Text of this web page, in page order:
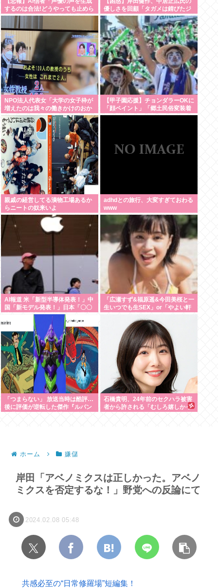
するのは合法!どうやっても止めら
れない！ｷｬｷｬ」法務省「普通に権
利侵害っす」
優しさを回顧「タガメは錆びたジ
ャングルジムみたいな味」
NPO法人代表女「大学の女子枠が
増えたのは我々の働きかけのおか
げです！」 女子枠提言の張本人が
見つかる
【甲子園応援】チョンダラーOKに
「顔ペイント」「郷土民俗変装着
等」禁止事項から削除 2025年は
親戚の経営してる漬物工場あるか
らニートの奴来いよ
adhdとの旅行、大変すぎておわる
www
AI報道 米「新型半導体発表！」中
国「新モデル発表！」日本「〇〇
社がAIを導入した模様！AIを導入
しました！」 これ
「広瀬すず&福原遥&今田美桜と一
生いつでも生SEX」or「やよい軒
「つまらない」 放送当時は酷評…
後に評価が逆転した傑作『ルパン
石橋貴明、24年前のセクハラ被害
者から許される「むしろ嬉しかっ
ホーム 嫌儲
岸田「アベノミクスは正しかった。アベノ
ミクスを否定するな！」野党への反論にて
2024.02.08 05:48
共感必至の“日常修羅場”短編集！